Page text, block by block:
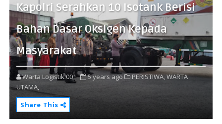
Kapolri Serahkan 10 Isotank Berisi
Bahan Dasar Oksigen Kepada
Masyarakat
Warta Logistik 001 5 years ago PERISTIWA,WARTA
UTAMA,
Share This